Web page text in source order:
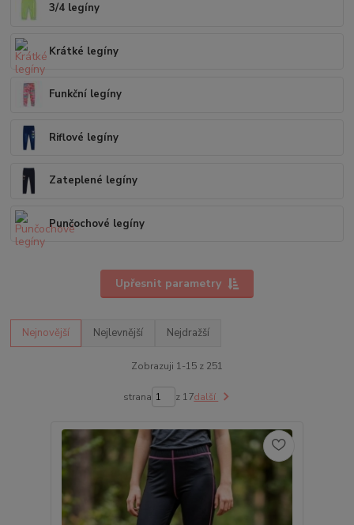
3/4 legíny
Krátké legíny
Funkční legíny
Riflové legíny
Zateplené legíny
Punčochové legíny
Upřesnit parametry
Nejnovější Nejlevnější Nejdražší
Zobrazuji 1-15 z 251
strana z 17další